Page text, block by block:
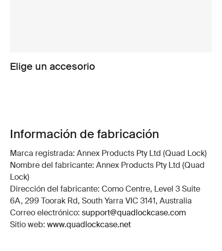
Elige un accesorio
Información de fabricación
Marca registrada: Annex Products Pty Ltd (Quad Lock)
Nombre del fabricante: Annex Products Pty Ltd (Quad
Lock)
Dirección del fabricante: Como Centre, Level 3 Suite
6A, 299 Toorak Rd, South Yarra VIC 3141, Australia
Correo electrónico: support@quadlockcase.com
Sitio web: www.quadlockcase.net